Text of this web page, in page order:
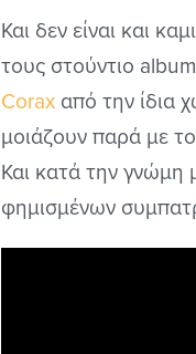
Και δεν είναι και
τους στούντιο
Corax από την ίδια
μοιάζουν παρά με
Και κατά την γνώμη
φημισμένων